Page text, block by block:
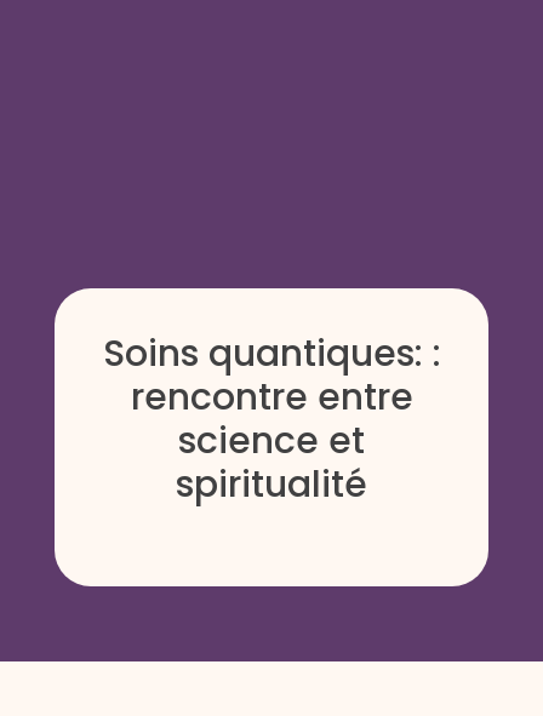
Soins quantiques: :
rencontre entre
science et
spiritualité